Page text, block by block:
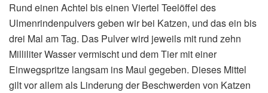
Rund einen Achtel bis einen Viertel Teelöffel des
Ulmenrindenpulvers geben wir bei Katzen, und das ein bis
drei Mal am Tag. Das Pulver wird jeweils mit rund zehn
Milliliter Wasser vermischt und dem Tier mit einer
Einwegspritze langsam ins Maul gegeben. Dieses Mittel
gilt vor allem als Linderung der Beschwerden von Katzen